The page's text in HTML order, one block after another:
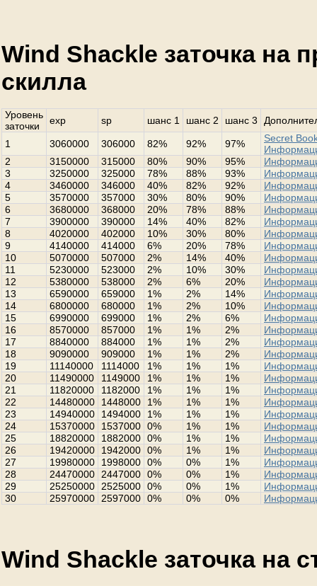
Wind Shackle заточка на
скилла
Уровень
заточки
exp sp шанс 1 шанс 2 шанс 3
1 3060000 306000 82% 92% 97%
Secret
2
3150000 315000 80% 90% 95%
3
3250000 325000 78% 88% 93%
4
3460000 346000 40% 82% 92%
5
3570000 357000 30% 80% 90%
6
3680000 368000 20% 78% 88%
7
3900000 390000 14% 40% 82%
8
4020000 402000 10% 30% 80%
9
4140000 414000 6% 20% 78%
10
5070000 507000 2% 14% 40%
11
5230000 523000 2% 10% 30%
12
5380000 538000 2% 6% 20%
13
6590000 659000 1% 2% 14%
14
6800000 680000 1% 2% 10%
15
6990000 699000 1% 2% 6%
16
8570000 857000 1% 1% 2%
17
8840000 884000 1% 1% 2%
18
9090000 909000 1% 1% 2%
19
11140000 1114000 1% 1% 1%
20
11490000 1149000 1% 1% 1%
21
11820000 1182000 1% 1% 1%
22
14480000 1448000 1% 1% 1%
23
14940000 1494000 1% 1% 1%
24
15370000 1537000 0% 1% 1%
25
18820000 1882000 0% 1% 1%
26
19420000 1942000 0% 1% 1%
27
19980000 1998000 0% 0% 1%
28
24470000 2447000 0% 0% 1%
29
25250000 2525000 0% 0% 1%
30
25970000 2597000 0% 0% 0%
Wind Shackle заточка на